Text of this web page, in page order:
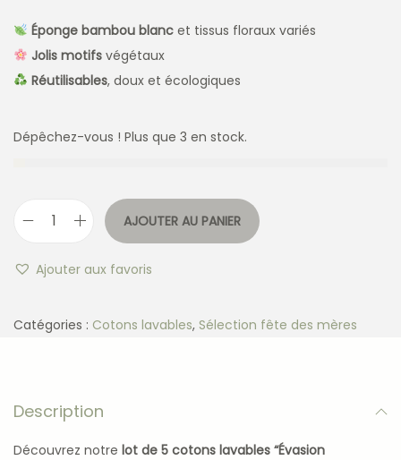
Éponge bambou blancet tissus floraux variés
Jolis motifs végétaux
Réutilisables, doux et écologiques
Dépêchez-vous ! Plus que 3 en stock.
AJOUTER AU PANIER
Ajouter aux favoris
Catégories : Cotons lavables, Sélection fête des mères
Description
Découvrez notre lot de 5 cotons lavables “Évasion